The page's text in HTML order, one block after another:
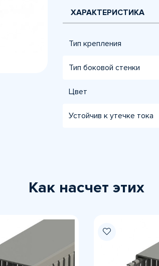
ХАРАКТЕРИСТИКА
Тип крепления
Тип боковой стенки
Цвет
Устойчив к утечке тока
Как насчет этих